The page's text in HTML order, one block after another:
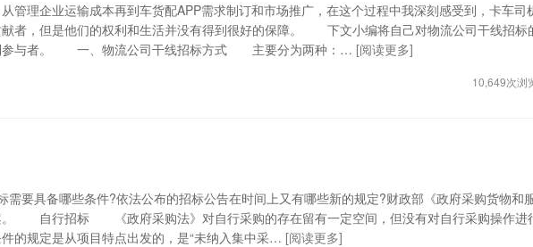
理企业运输成本再到车货配APP需求制订和市场推广，在这个过程中我深刻感受到，卡车司
者，但是他们的权利和生活并没有得到很好的保障。 ​下文小编将自己对物流公司干线招标
到参与者。 一、物流公司干线招标方式 主要分为两种：… [阅读更多]
10,649次浏
要具备哪些条件?依法公布的招标公告在时间上又有哪些新的规定?财政部《政府采购货物和
。 自行招标 《政府采购法》对自行采购的存在留有一定空间，但没有对自行采购操作进
的规定是从项目特点出发的，是“未纳入集中采… [阅读更多]